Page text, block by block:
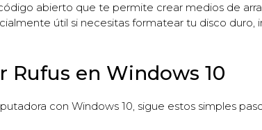
abierto que te permite crear medios de
útil si necesitas formatear tu disco duro,
Rufus en Windows 10
con Windows 10, sigue estos simples